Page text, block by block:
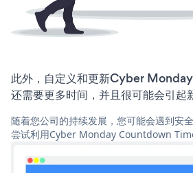
此外，自定义和更新Cyber
还需要更多时间，并且很可能会引起
随着您公司的持续发展，您可能会遇到安
尝试利用Cyber Monday Countdown